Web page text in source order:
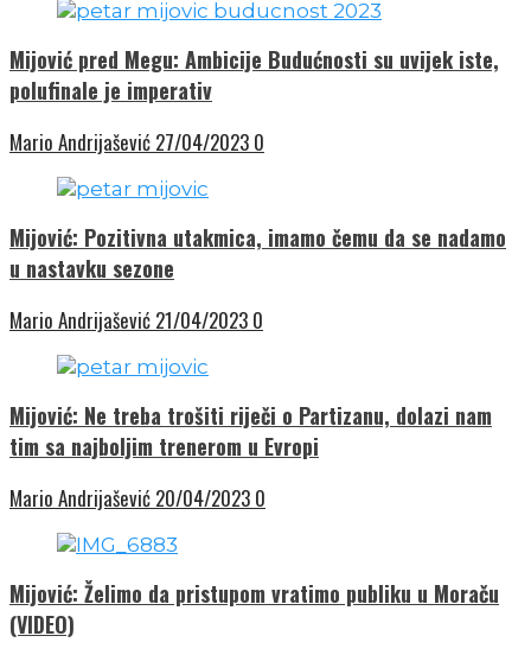
Mijović pred Megu: Ambicije Budućnosti su uvijek iste,
polufinale je imperativ
Mario Andrijašević 27/04/2023 0
Mijović: Pozitivna utakmica, imamo čemu da se nadamo
u nastavku sezone
Mario Andrijašević 21/04/2023 0
Mijović: Ne treba trošiti riječi o Partizanu, dolazi nam
tim sa najboljim trenerom u Evropi
Mario Andrijašević 20/04/2023 0
Mijović: Želimo da pristupom vratimo publiku u Moraču
(VIDEO)